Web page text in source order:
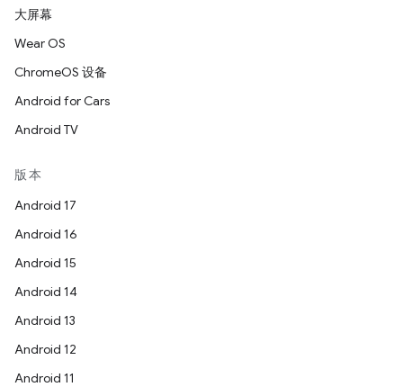
大屏幕
Wear OS
ChromeOS 设备
Android for Cars
Android TV
版本
Android 17
Android 16
Android 15
Android 14
Android 13
Android 12
Android 11